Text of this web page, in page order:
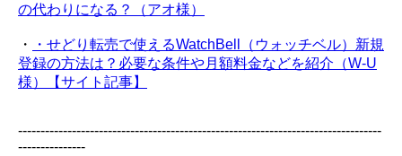
の代わりになる？（アオ様）
・
・せどり転売で使えるWatchBell（ウォッチベル）新規
登録の方法は？必要な条件や月額料金などを紹介（W-U
様）【サイト記事】
---------------------------------------------------------------------------------
---------------